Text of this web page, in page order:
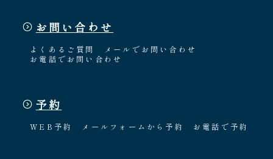
お問い合わせ
よくあるご質問
メールでお問い合わせ
お電話でお問い合わせ
予約
WEB予約 メールフォームから予約 お電話で予約